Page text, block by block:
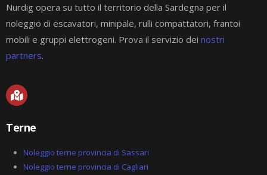
Nurdig opera su tutto il territorio della Sardegna per il
noleggio di escavatori, minipale, rulli compattatori, frantoi
mobili e gruppi elettrogeni. Prova il servizio dei nostri
partners.
M
a
p
m
r
k
Terne
Noleggio terne provincia di Sassari
Noleggio terne provincia di Cagliari